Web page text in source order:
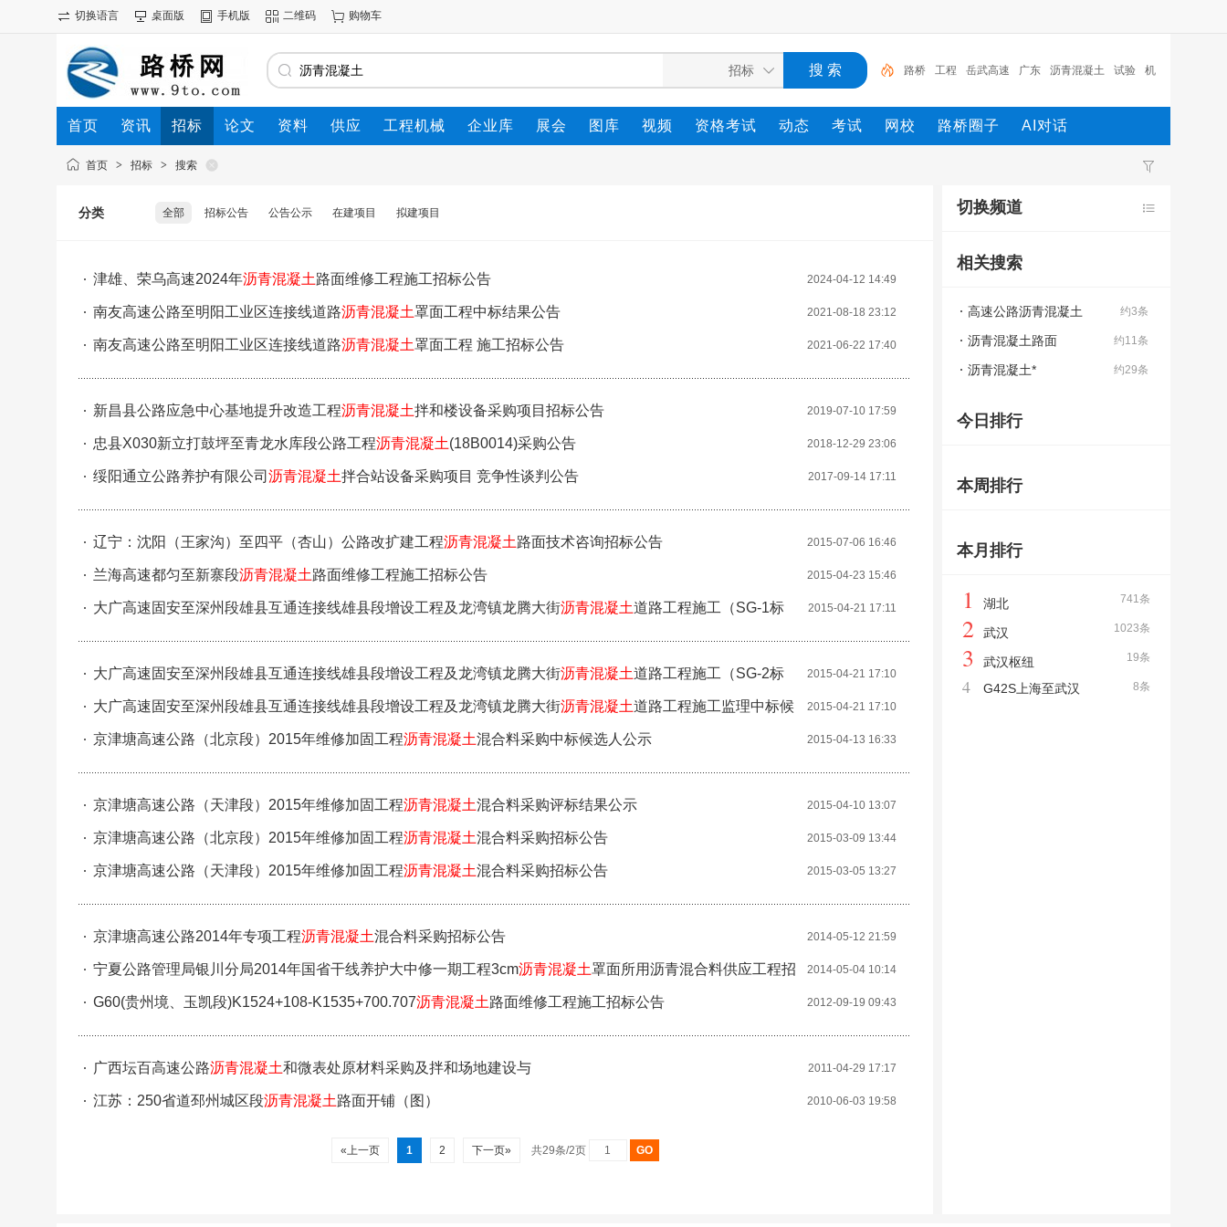
切换语言 桌面版 手机版 二维码 购物车
路桥 工程 岳武高速 广东 沥青混凝土 试验 机
械 发电机 施工 设计
首页 资讯 招标 论文 资料 供应 工程机械 企业库 展会 图库 视频 资格考试 动态 考试 网校 路桥圈子 AI对话
首页 > 招标 > 搜索
分类 全部 招标公告 公告公示 在建项目 拟建项目
2024-04-12 14:49
津雄、荣乌高速2024年沥青混凝土路面维修工程施工招标公告
2021-08-18 23:12
南友高速公路至明阳工业区连接线道路沥青混凝土罩面工程中标结果公告
2021-06-22 17:40
南友高速公路至明阳工业区连接线道路沥青混凝土罩面工程 施工招标公告
2019-07-10 17:59
新昌县公路应急中心基地提升改造工程沥青混凝土拌和楼设备采购项目招标公告
2018-12-29 23:06
忠县X030新立打鼓坪至青龙水库段公路工程沥青混凝土(18B0014)采购公告
2017-09-14 17:11
绥阳通立公路养护有限公司 沥青混凝土拌合站设备采购项目 竞争性谈判公告
2015-07-06 16:46
辽宁：沈阳（王家沟）至四平（杏山）公路改扩建工程沥青混凝土路面技术咨询招标公告
2015-04-23 15:46
兰海高速都匀至新寨段沥青混凝土路面维修工程施工招标公告
2015-04-21 17:11
大广高速固安至深州段雄县互通连接线雄县段增设工程及龙湾镇龙腾大街沥青混凝土道路工程施工（SG-1标
段）中标候选人公示
2015-04-21 17:10
大广高速固安至深州段雄县互通连接线雄县段增设工程及龙湾镇龙腾大街沥青混凝土道路工程施工（SG-2标
段）中标候选人公示 2015-04-21 17:10
大广高速固安至深州段雄县互通连接线雄县段增设工程及龙湾镇龙腾大街沥青混凝土道路工程施工监理中标候
选人公示 2015-04-13 16:33
京津塘高速公路（北京段）2015年维修加固工程沥青混凝土混合料采购中标候选人公示
2015-04-10 13:07
京津塘高速公路（天津段）2015年维修加固工程沥青混凝土混合料采购评标结果公示
2015-03-09 13:44
京津塘高速公路（北京段）2015年维修加固工程沥青混凝土混合料采购招标公告
2015-03-05 13:27
京津塘高速公路（天津段）2015年维修加固工程沥青混凝土混合料采购招标公告
2014-05-12 21:59
京津塘高速公路2014年专项工程沥青混凝土混合料采购招标公告
2014-05-04 10:14
宁夏公路管理局银川分局2014年国省干线养护大中修一期工程3cm沥青混凝土罩面所用沥青混合料供应工程招
标公告 2012-09-19 09:43
G60(贵州境、玉凯段)K1524+108-K1535+700.707沥青混凝土路面维修工程施工招标公告
2011-04-29 17:17
广西坛百高速公路沥青混凝土和微表处原材料采购及拌和场地建设与
2010-06-03 19:58
江苏：250省道邳州城区段沥青混凝土路面开铺（图）
«上一页 1 2 下一页» 共29条/2页
切换频道
相关搜索
约3条
高速公路沥青混凝土
约11条
沥青混凝土路面
约29条
沥青混凝土*
今日排行
本周排行
本月排行
741条
1 湖北
1023条
2 武汉
19条
3 武汉枢纽
8条
4 G42S上海至武汉